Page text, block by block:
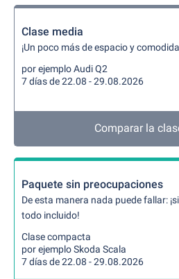
Clase media
¡Un poco más de espacio y
por ejemplo Audi Q2
7 días de 22.08 - 29.08.2026
Comparar la
Paquete sin preocupaciones
De esta manera nada puede fallar:
todo incluido!
Clase compacta
por ejemplo Skoda Scala
7 días de 22.08 - 29.08.2026